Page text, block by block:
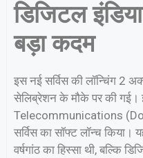
डिजिटल
बड़ा कदम
इस नई सर्विस की लॉन्चिंग 2
सेलिब्रेशन के मौके पर की
Telecommunications
सर्विस का सॉफ्ट लॉन्च किया।
वर्षगांठ का हिस्सा थी, बल्कि